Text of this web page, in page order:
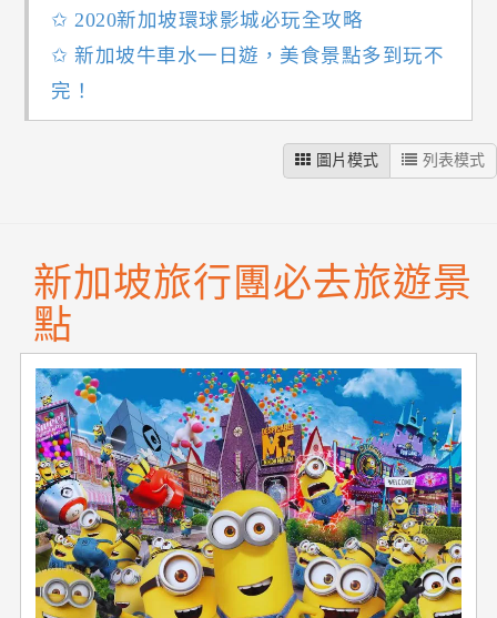
✩ 2020新加坡環球影城必玩全攻略
✩ 新加坡牛車水一日遊，美食景點多到玩不
完！
圖片模式 列表模式
新加坡旅行團必去旅遊景
點